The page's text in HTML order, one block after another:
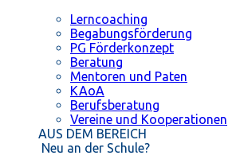
Lerncoaching
Begabungsförderung
PG Förderkonzept
Beratung
Mentoren und Paten
KAoA
Berufsberatung
Vereine und Kooperationen
AUS DEM BEREICH
Neu an der Schule?